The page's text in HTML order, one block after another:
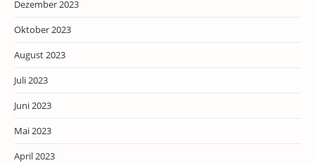
Dezember 2023
Oktober 2023
August 2023
Juli 2023
Juni 2023
Mai 2023
April 2023